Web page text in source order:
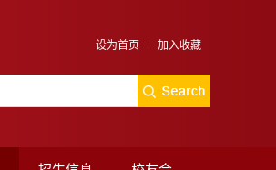
设为首页 加入收藏